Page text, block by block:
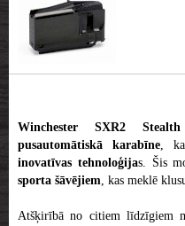
Winchester SXR2
pusautomātiskā karabīne,
inovatīvas tehnoloģijas. Šis
sporta šāvējiem, kas meklē
Atšķirībā no citiem līdzīgiem